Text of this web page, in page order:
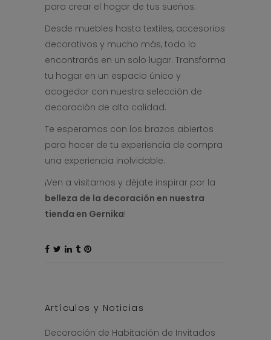
para crear el hogar de tus sueños.
Desde muebles hasta textiles, accesorios
decorativos y mucho más, todo lo
encontrarás en un solo lugar. Transforma
tu hogar en un espacio único y
acogedor con nuestra selección de
decoración de alta calidad.
Te esperamos con los brazos abiertos
para hacer de tu experiencia de compra
una experiencia inolvidable.
¡Ven a visitarnos y déjate inspirar por la
belleza de la decoración en nuestra
tienda en Gernika!
Artículos y Noticias
Decoración de Habitación de Invitados